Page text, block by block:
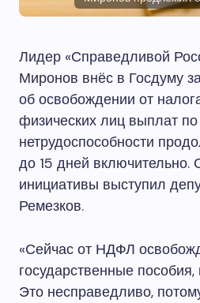
Лидер «Справедливой
Миронов внёс в Госдуму
об освобождении от
физических лиц выплат
нетрудоспособности
до 15 дней включительно.
инициативы выступил
Ремезков.
«Сейчас от НДФЛ
государственные
Это несправедливо,